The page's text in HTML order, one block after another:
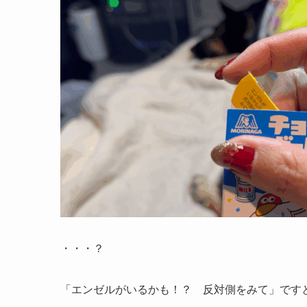
・・・？
「エンゼルがいるかも！？ 反対側をみて」です